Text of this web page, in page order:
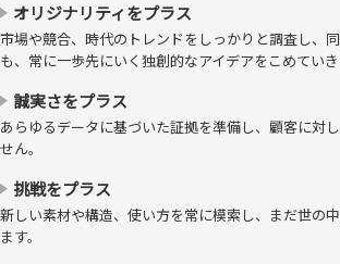
オリジナリティをプラス
市場や競合、時代のトレンドをしっかりと調査し、
も、常に一歩先にいく独創的なアイデアをこめていき
誠実さをプラス
あらゆるデータに基づいた証拠を準備し、顧客に対
せん。
挑戦をプラス
新しい素材や構造、使い方を常に模索し、まだ世の
ます。